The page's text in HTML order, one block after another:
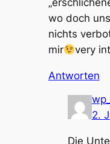
wo doch
nichts
mir
very
Antworten
2.
Die